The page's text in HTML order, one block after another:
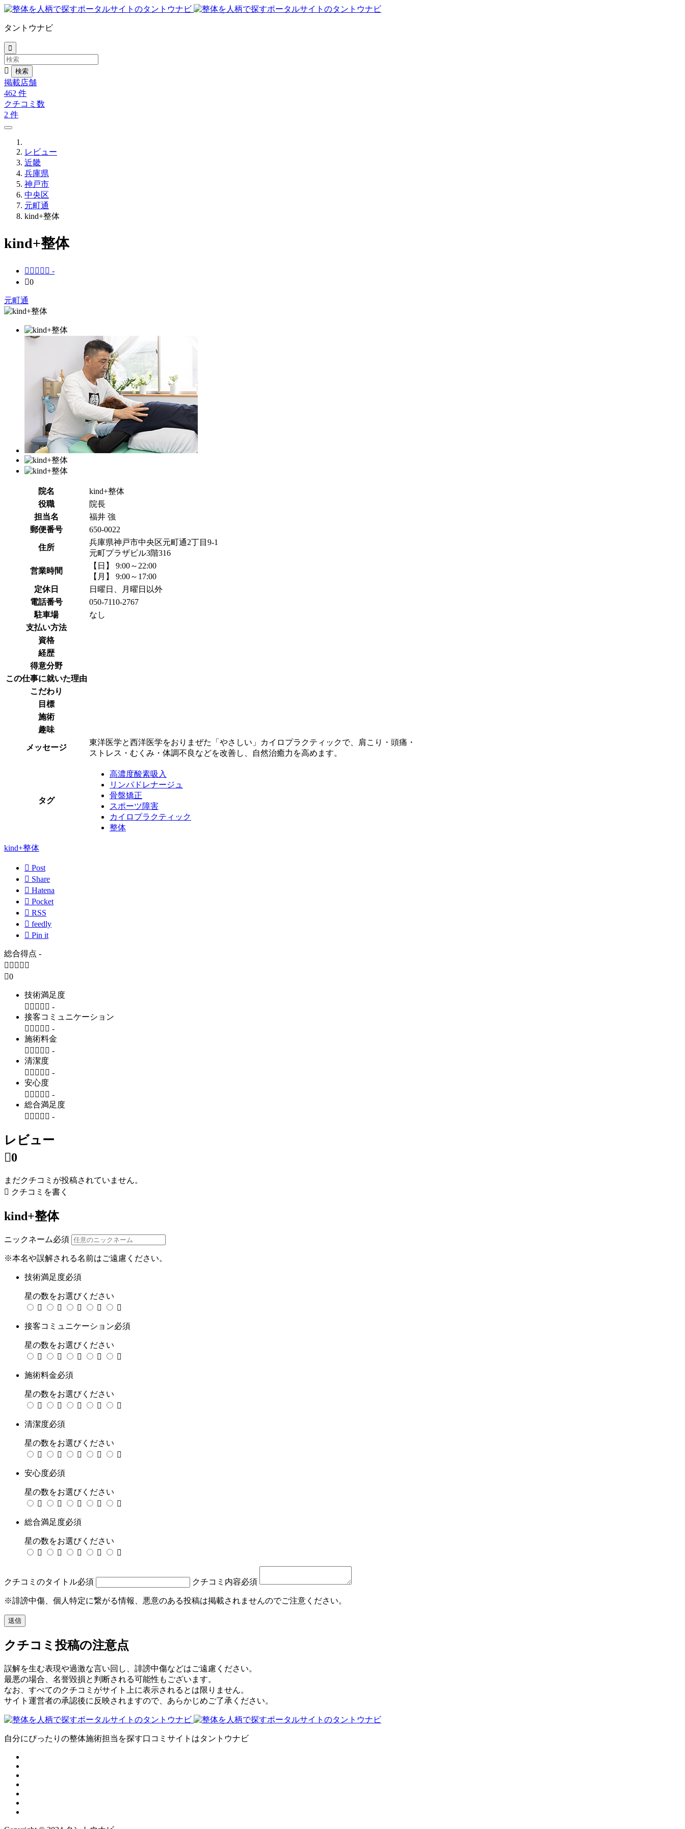
タントウナビ


掲載店舗
462 件
クチコミ数
2 件
レビュー
近畿
兵庫県
神戸市
中央区
元町通
kind+整体
kind+整体
     -
0
元町通
院名
kind+整体
役職
院長
担当名
福井 強
郵便番号
650-0022
住所
兵庫県神戸市中央区元町通2丁目9-1
元町プラザビル3階316
営業時間
【日】 9:00～22:00
【月】 9:00～17:00
定休日
日曜日、月曜日以外
電話番号
050-7110-2767
駐車場
なし
支払い方法
資格
経歴
得意分野
この仕事に就いた理由
こだわり
目標
施術
趣味
メッセージ
東洋医学と西洋医学をおりまぜた「やさしい」カイロプラクティックで、肩こり・頭痛・
ストレス・むくみ・体調不良などを改善し、自然治癒力を高めます。
タグ
高濃度酸素吸入
リンパドレナージュ
骨盤矯正
スポーツ障害
カイロプラクティック
整体
kind+整体
 Post
 Share
 Hatena
 Pocket
 RSS
 feedly
 Pin it
総合得点 -
    
0
技術満足度
     -
接客コミュニケーション
     -
施術料金
     -
清潔度
     -
安心度
     -
総合満足度
     -
レビュー
0
まだクチコミが投稿されていません。
 クチコミを書く
kind+整体
ニックネーム必須
※本名や誤解される名前はご遠慮ください。
技術満足度必須
星の数をお選びください

   
接客コミュニケーション必須
星の数をお選びください

   
施術料金必須
星の数をお選びください

   
清潔度必須
星の数をお選びください

   
安心度必須
星の数をお選びください

   
総合満足度必須
星の数をお選びください

   
クチコミのタイトル必須 クチコミ内容必須
※誹謗中傷、個人特定に繋がる情報、悪意のある投稿は掲載されませんのでご注意ください。
クチコミ投稿の注意点
誤解を生む表現や過激な言い回し、誹謗中傷などはご遠慮ください。
最悪の場合、名誉毀損と判断される可能性もございます。
なお、すべてのクチコミがサイト上に表示されるとは限りません。
サイト運営者の承認後に反映されますので、あらかじめご了承ください。
自分にぴったりの整体施術担当を探す口コミサイトはタントウナビ